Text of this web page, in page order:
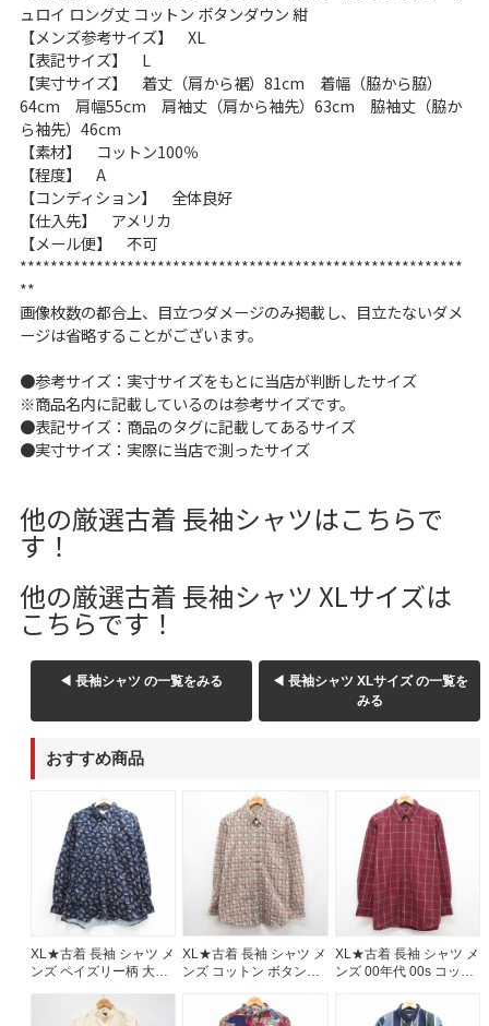
Search by Particularこだわりから探す
Search by Sizeサイズから探す（メンズ）
ジャケット XS
スウェット XS S M L XL
長袖シャツ XS S M XL
Tシャツ XS S M L
W30以下 W31,W32
Search by Maniacマニアックから探す
Tシャツ
Tシャツ
映画
Tシャツ
USA製
すべてのマニアックを見る
Search by Period 年代から探す
90年代 80年代 70年代
ュロイ ロング丈 コットン ボタンダウン 紺
【メンズ参考サイズ】 XL
【表記サイズ】 L
【実寸サイズ】 着丈（肩から裾）81cm 着幅（脇から脇）
64cm 肩幅55cm 肩袖丈（肩から袖先）63cm 脇袖丈（脇か
ら袖先）46cm
【素材】 コットン100％
【程度】 A
【コンディション】 全体良好
【仕入先】 アメリカ
【メール便】 不可
**********************************************************
**
画像枚数の都合上、目立つダメージのみ掲載し、目立たないダメ
ージは省略することがございます。
●参考サイズ：実寸サイズをもとに当店が判断したサイズ
※商品名内に記載しているのは参考サイズです。
●表記サイズ：商品のタグに記載してあるサイズ
●実寸サイズ：実際に当店で測ったサイズ
他の厳選古着 長袖シャツはこちらで
す！
他の厳選古着 長袖シャツ XLサイズは
こちらです！
◀ 長袖シャツ の一覧をみる
◀ 長袖シャツ XLサイズ の一覧を
みる
おすすめ商品
XL★古着 長袖 シャツ メ
ンズ ペイズリー柄 大き
トン ネイビー 26aug06
XL★古着 長袖 シャツ メ
ンズ コットン ボタンダ
XL★古着 長袖 シャツ メ
ンズ 00年代 00s コット
ンディ 26aug07